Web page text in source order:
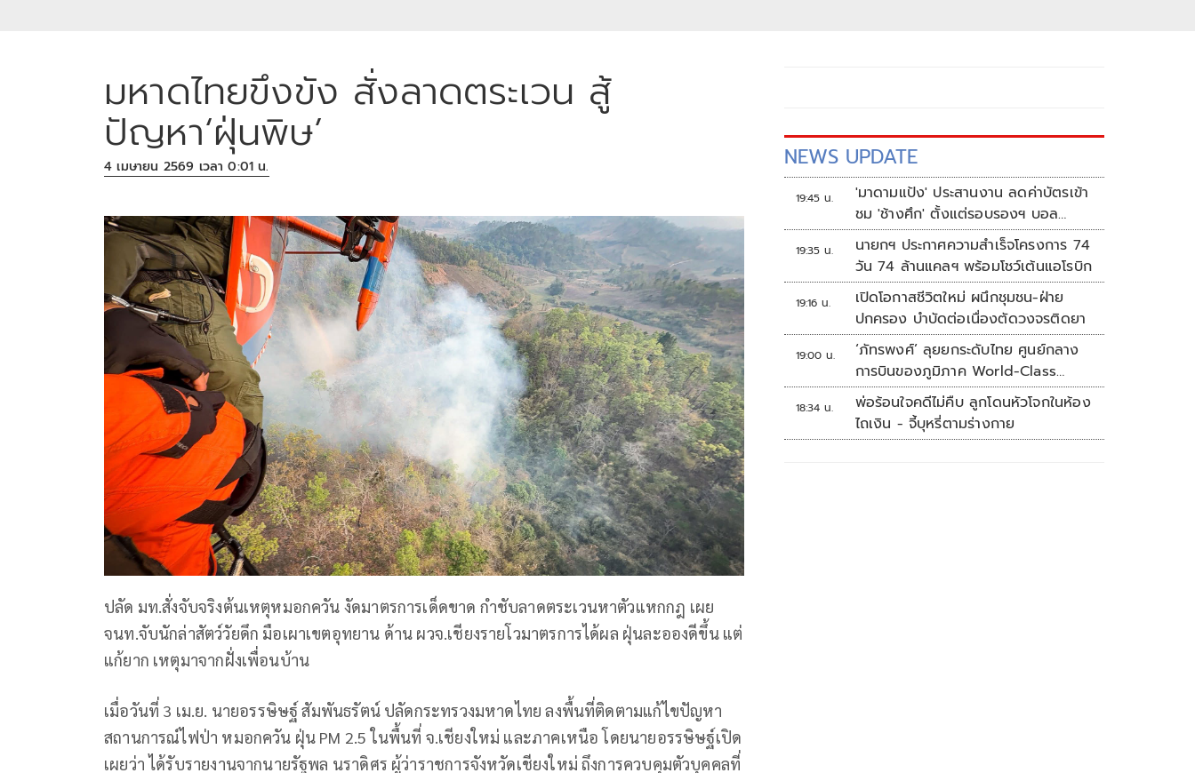
มหาดไทยขึงขัง สั่งลาดตระเวน สู้
ปัญหา‘ฝุ่นพิษ’
4 เมษายน 2569 เวลา 0:01 น.
ปลัด มท.สั่งจับจริงต้นเหตุหมอกควัน งัดมาตรการเด็ดขาด กำชับลาดตระเวนหาตัวแหกกฎ เผย
จนท.จับนักล่าสัตว์วัยดึก มือเผาเขตอุทยาน ด้าน ผวจ.เชียงรายโวมาตรการได้ผล ฝุ่นละอองดีขึ้น แต่
แก้ยาก เหตุมาจากฝั่งเพื่อนบ้าน
เมื่อวันที่ 3 เม.ย. นายอรรษิษฐ์ สัมพันธรัตน์ ปลัดกระทรวงมหาดไทย ลงพื้นที่ติดตามแก้ไขปัญหา
สถานการณ์ไฟป่า หมอกควัน ฝุ่น PM 2.5 ในพื้นที่ จ.เชียงใหม่ และภาคเหนือ โดยนายอรรษิษฐ์เปิด
เผยว่า ได้รับรายงานจากนายรัฐพล นราดิศร ผู้ว่าราชการจังหวัดเชียงใหม่ ถึงการควบคุมตัวบุคคลที่
NEWS UPDATE
19:45 น.
'มาดามแป้ง' ประสานงาน ลดค่าบัตรเข้า
ชม 'ช้างศึก' ตั้งแต่รอบรองฯ บอล
อาเซียน
19:35 น.
นายกฯ ประกาศความสำเร็จโครงการ 74
วัน 74 ล้านแคลฯ พร้อมโชว์เต้นแอโรบิก
19:16 น.
เปิดโอกาสชีวิตใหม่ ผนึกชุมชน-ฝ่าย
ปกครอง บำบัดต่อเนื่องตัดวงจรติดยา
19:00 น.
‘ภัทรพงศ์’ ลุยยกระดับไทย ศูนย์กลาง
การบินของภูมิภาค World-Class
Aviation Hub | ห้องข่าวไทยโพสต์สุด
สัปดาห์
18:34 น.
พ่อร้อนใจคดีไม่คืบ ลูกโดนหัวโจกในห้อง
ไถเงิน - จี้บุหรี่ตามร่างกาย